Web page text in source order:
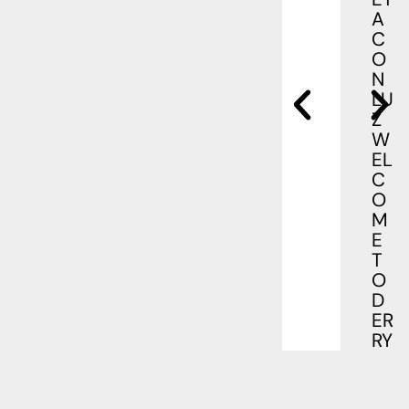
A
C
O
N
LU
Z
W
EL
C
O
M
E
T
O
D
ER
RY